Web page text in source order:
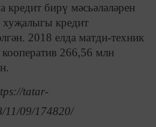
бирү мәсьәләләрен
хуҗалыгы кредит
2018 елда матди-техник
266,56 млн
tatar-
11/09/174820/